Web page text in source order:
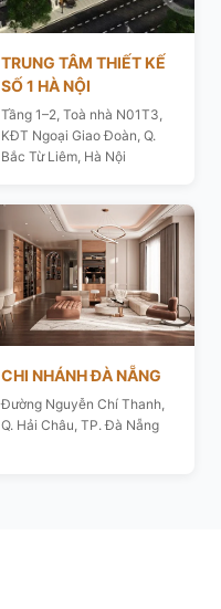
TRUNG TÂM THIẾT KẾ
SỐ 1 HÀ NỘI
Tầng 1–2, Toà nhà N01T3,
KĐT Ngoại Giao Đoàn, Q.
Bắc Từ Liêm, Hà Nội
CHI NHÁNH ĐÀ NẴNG
Đường Nguyễn Chí Thanh,
Q. Hải Châu, TP. Đà Nẵng